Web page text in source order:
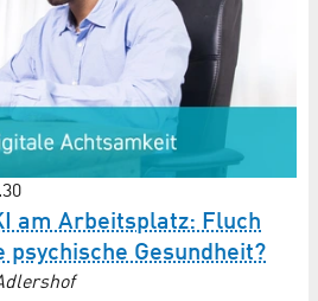
am Arbeitsplatz: Fluch
psychische Gesundheit?